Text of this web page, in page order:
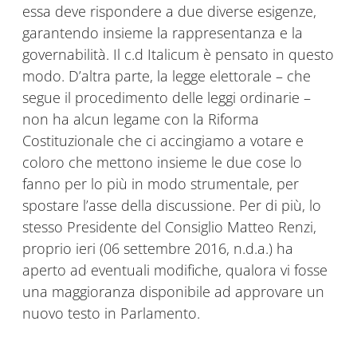
essa deve rispondere a due diverse esigenze,
garantendo insieme la rappresentanza e la
governabilità. Il c.d Italicum è pensato in questo
modo. D’altra parte, la legge elettorale – che
segue il procedimento delle leggi ordinarie –
non ha alcun legame con la Riforma
Costituzionale che ci accingiamo a votare e
coloro che mettono insieme le due cose lo
fanno per lo più in modo strumentale, per
spostare l’asse della discussione. Per di più, lo
stesso Presidente del Consiglio Matteo Renzi,
proprio ieri (06 settembre 2016, n.d.a.) ha
aperto ad eventuali modifiche, qualora vi fosse
una maggioranza disponibile ad approvare un
nuovo testo in Parlamento.